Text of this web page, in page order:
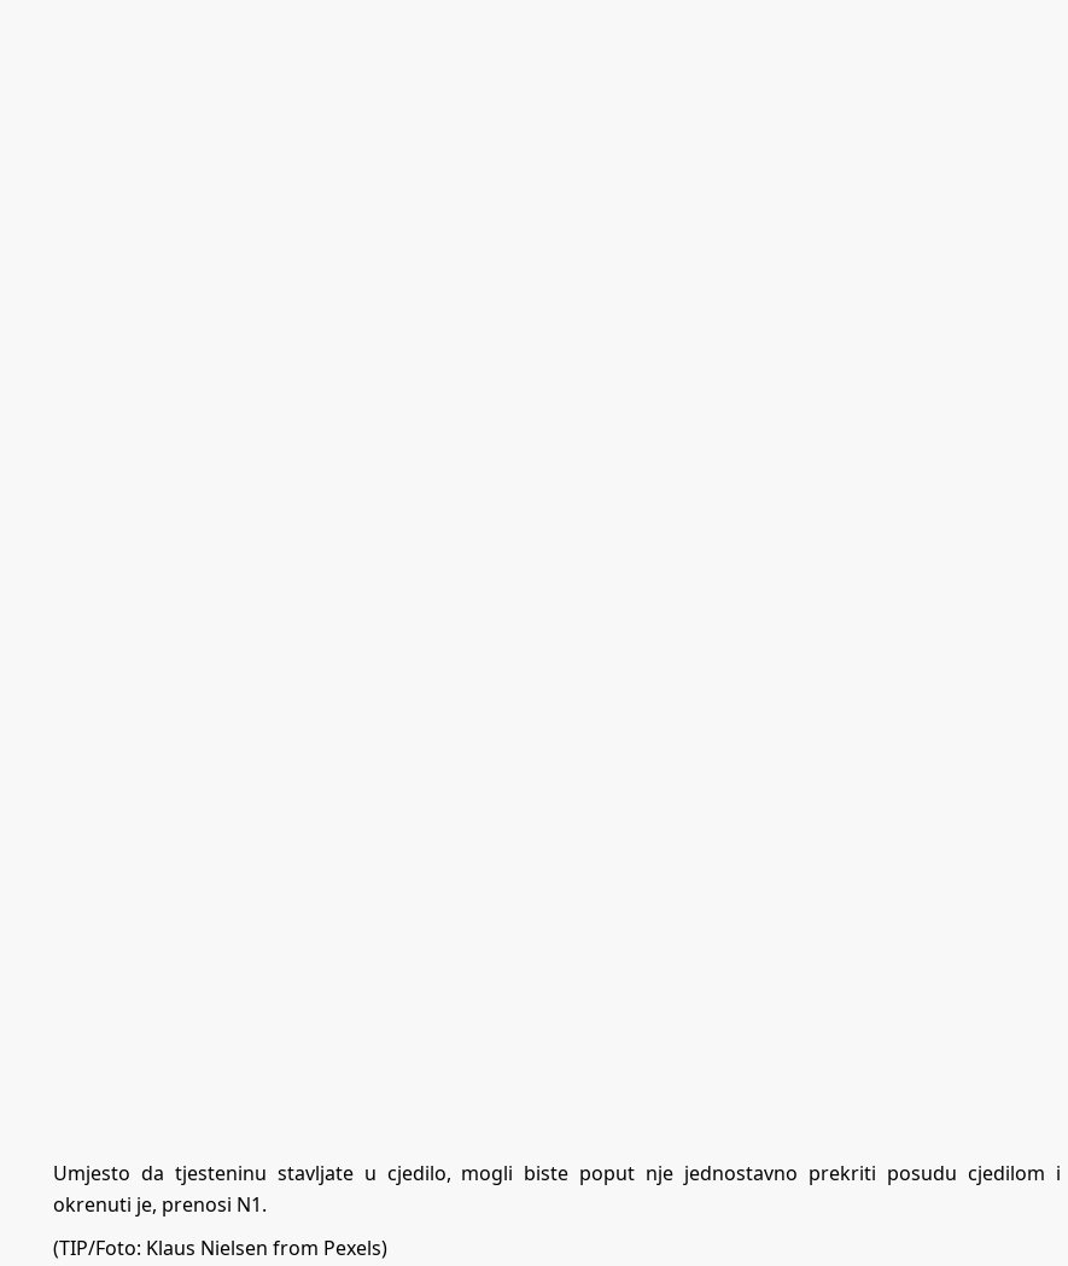
Umjesto da tjesteninu stavljate u cjedilo, mogli biste poput nje jednostavno prekriti posudu cjedilom i
okrenuti je, prenosi N1.
(TIP/Foto: Klaus Nielsen from Pexels)